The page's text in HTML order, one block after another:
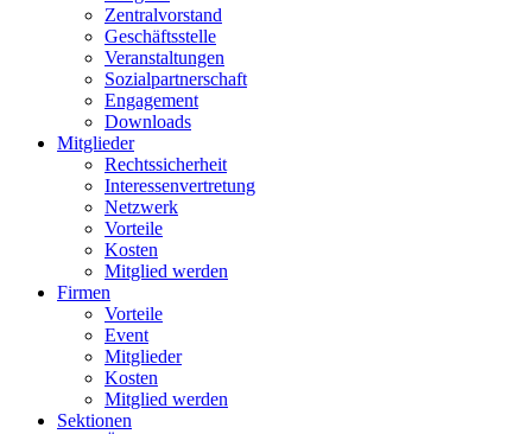
Zentralvorstand
Geschäftsstelle
Veranstaltungen
Sozialpartnerschaft
Engagement
Downloads
Mitglieder
Rechtssicherheit
Interessenvertretung
Netzwerk
Vorteile
Kosten
Mitglied werden
Firmen
Vorteile
Event
Mitglieder
Kosten
Mitglied werden
Sektionen